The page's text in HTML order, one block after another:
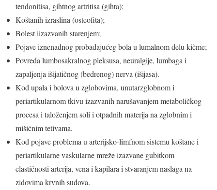
tendonitisa, gihtnog artritisa (gihta);
Koštanih izraslina (osteofita);
Bolest iizazvanih starenjem;
Pojave iznenadnog probadajućeg bola u lumalnom delu kičme;
Povreda lumbosakralnog pleksusa, neuralgije, lumbaga i
zapaljenja išijatičnog (bedrenog) nerva (išijasa).
Kod upala i bolova u zglobovima, unutarzglobnom i
periartikularnom tkivu izazvanih narušavanjem metaboličkog
procesa i taloženjem soli i otpadnih materija na zglobnim i
mišićnim tetivama.
Kod pojave problema u arterijsko-limfnom sistemu koštane i
periartikularne vaskularne mreže izazvane gubitkom
elastičnosti arterija, vena i kapilara i stvaranjem naslaga na
zidovima krvnih sudova.